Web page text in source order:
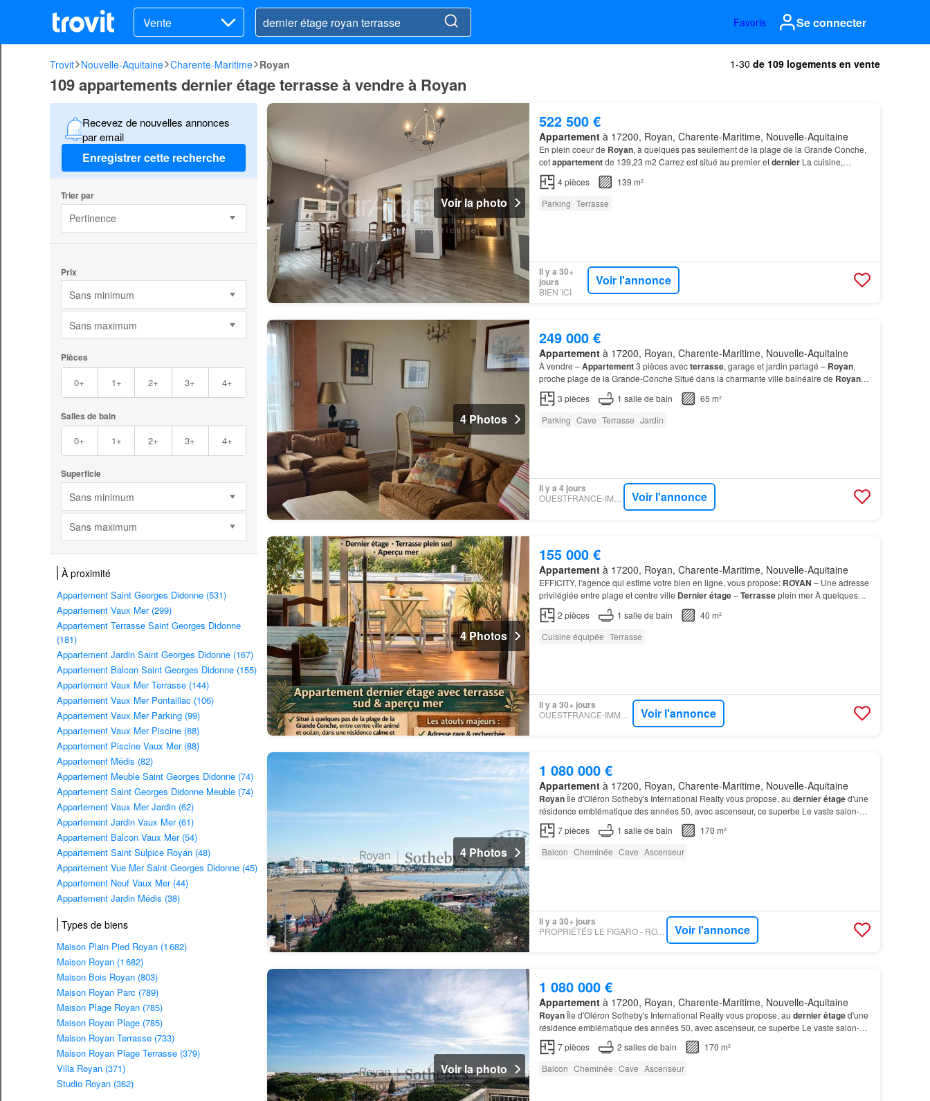
Vente Favoris Se connecter
Trovit Nouvelle-Aquitaine Charente-Maritime Royan 1-30 de 109 logements en vente
109 appartements dernier étage terrasse à vendre à Royan
Recevez de nouvelles annonces
par email
Enregistrer cette recherche
Trier par
Pertinence
Prix
Sans minimum
Sans maximum
Pièces
0+ 1+ 2+ 3+ 4+
Salles de bain
0+ 1+ 2+ 3+ 4+
Superficie
Sans minimum
Sans maximum
À proximité
Appartement Saint Georges Didonne (531)
Appartement Vaux Mer (299)
Appartement Terrasse Saint Georges Didonne
(181)
Appartement Jardin Saint Georges Didonne (167)
Appartement Balcon Saint Georges Didonne (155)
Appartement Vaux Mer Terrasse (144)
Appartement Vaux Mer Pontaillac (106)
Appartement Vaux Mer Parking (99)
Appartement Vaux Mer Piscine (88)
Appartement Piscine Vaux Mer (88)
Appartement Médis (82)
Appartement Meuble Saint Georges Didonne (74)
Appartement Saint Georges Didonne Meuble (74)
Appartement Vaux Mer Jardin (62)
Appartement Jardin Vaux Mer (61)
Appartement Balcon Vaux Mer (54)
Appartement Saint Sulpice Royan (48)
Appartement Vue Mer Saint Georges Didonne (45)
Appartement Neuf Vaux Mer (44)
Appartement Jardin Médis (38)
Types de biens
Maison Plain Pied Royan (1 682)
Maison Royan (1 682)
Maison Bois Royan (803)
Maison Royan Parc (789)
Maison Plage Royan (785)
Maison Royan Plage (785)
Maison Royan Terrasse (733)
Maison Royan Plage Terrasse (379)
Villa Royan (371)
Studio Royan (362)
Voir la photo
522 500 €
Appartementà 17200, Royan, Charente-Maritime, Nouvelle-Aquitaine
En plein coeur de Royan, à quelques pas seulement de la plage de la Grande Conche,
cetappartementde 139,23 m2 Carrez est situé au premier etdernier La cuisine,
séparée, s'ouvre sur une
4pièces
139 m²
Parking Terrasse
Il y a 30+
jours
BIEN´ICI
Voir l'annonce
4 Photos
249 000 €
Appartementà 17200, Royan, Charente-Maritime, Nouvelle-Aquitaine
À vendre –Appartement3 pièces avecterrasse, garage et jardin partagé – Royan,
proche plage de la Grande-Conche Situé dans la charmante ville balnéaire de Royan,
en Charente-Maritime, à seulement quelques minutes à pied de…
3 pièces 1 salle de bain
65 m²
Parking Cave Terrasse Jardin
Il y a 4 jours
OUESTFRANCE-IMMO - CAPI Voir l'annonce
4 Photos
155 000 €
Appartementà 17200, Royan, Charente-Maritime, Nouvelle-Aquitaine
EFFICITY, l'agence qui estime votre bien en ligne, vous propose: ROYAN – Une adresse
privilégiée entre plage et centre ville Dernier étage–Terrasseplein mer À quelques
pas seulement de la célèbre plage de la Grande Conche,…
2 pièces 1 salle de bain
40 m²
Cuisine équipée Terrasse
Il y a 30+ jours
Voir l'annonce
4 Photos
1 080 000 €
Appartementà 17200, Royan, Charente-Maritime, Nouvelle-Aquitaine
RoyanÎle d'Oléron Sotheby's International Realty vous propose, au dernier étaged'une
résidence emblématique des années 50, avec ascenseur, ce superbe Le vaste salon-
séjour cathédrale, agrémenté d’une cheminée, s’ouvre sur l…
7pièces 1 salle de bain
170 m²
Balcon Cheminée Cave Ascenseur
Il y a 30+ jours
PROPRIÉTÉS LE FIGARO - ROYAN ILE D'OLÉRON SOTHEBY'S INTERNATIONAL REALTY Voir l'annonce
Voir la photo
1 080 000 €
Appartementà 17200, Royan, Charente-Maritime, Nouvelle-Aquitaine
RoyanÎle d'Oléron Sotheby's International Realty vous propose, au dernier étaged'une
résidence emblématique des années 50, avec ascenseur, ce superbe Le vaste salon-
séjour cathédrale, agrémenté d’une cheminée, s’ouvre sur l…
7pièces 2 salles de bain
170 m²
Balcon Cheminée Cave Ascenseur